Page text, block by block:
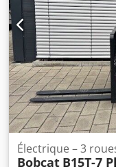
Caractéristiques de
Électrique – 3
Bobcat B15T-7